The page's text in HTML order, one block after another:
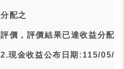
分配之
評價，評價結果已達收益分配
2.現金收益公布日期:115/05/